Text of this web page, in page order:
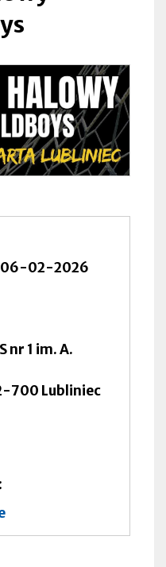
06-02-2026
nr 1 im. A.
700 Lubliniec